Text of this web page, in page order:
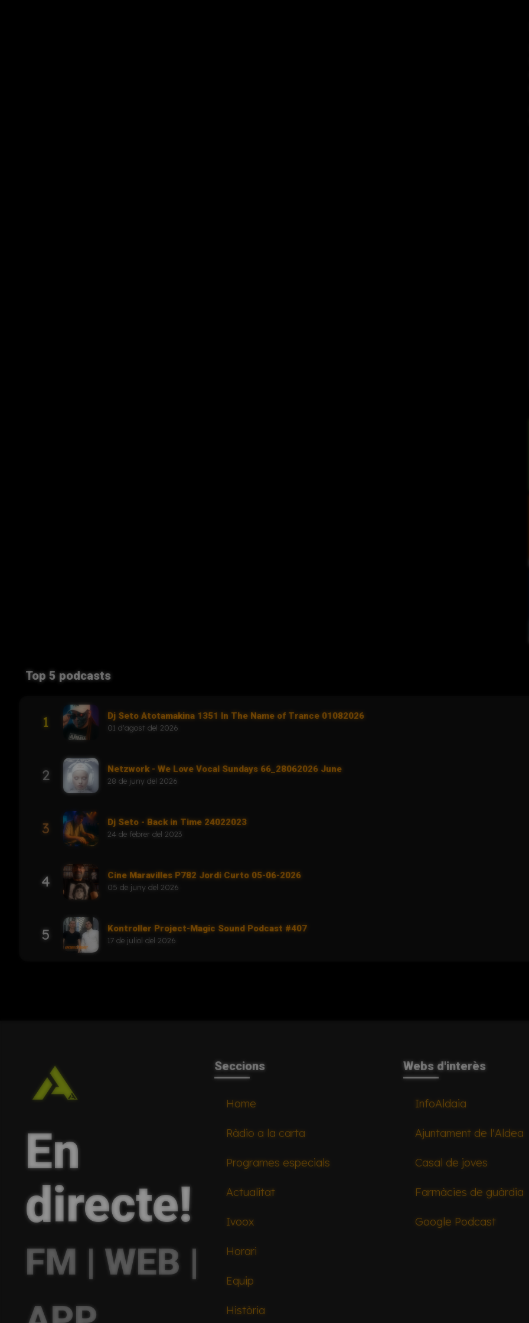
Top 5 podcasts
1 Dj Seto Atotamakina 1351 In The Name of Trance 01082026
01 d'agost del 2026
2 Netzwork - We Love Vocal Sundays 66_28062026 June
28 de juny del 2026
3 Dj Seto - Back in Time 24022023
24 de febrer del 2023
4 Cine Maravilles P782 Jordi Curto 05-06-2026
05 de juny del 2026
5 Kontroller Project-Magic Sound Podcast #407
17 de juliol del 2026
En
directe!
FM | WEB |
Seccions
Home
Ràdio a la carta
Programes especials
Actualitat
Ivoox
Horari
Equip
Història
Webs d'interès
InfoAldaia
Ajuntament de l'Aldea
Casal de joves
Farmàcies de guàrdia
Google Podcast